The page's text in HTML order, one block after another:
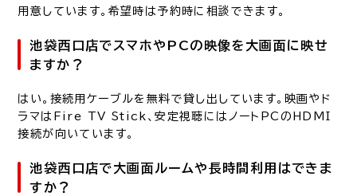
用意しています。希望時は予約時に相談できます。
池袋西口店でスマホやPCの映像を大画面に映せ
ますか？
はい。接続用ケーブルを無料で貸し出しています。映画やド
ラマはFire TV Stick、安定視聴にはノートPCのHDMI
接続が向いています。
池袋西口店で大画面ルームや長時間利用はできま
すか？